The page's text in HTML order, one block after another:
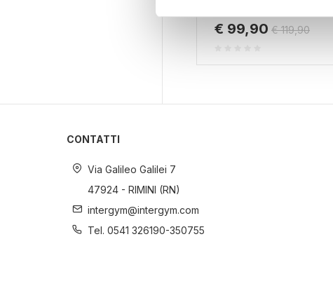
Approfondisci come vengono
modificare o ritirare il tuo
di analisi dei dati web,
€ 99,90 € 119,90
CONTATTI
Via Galileo Galilei 7
47924 - RIMINI (RN)
intergym@intergym.com
Tel. 0541 326190-350755